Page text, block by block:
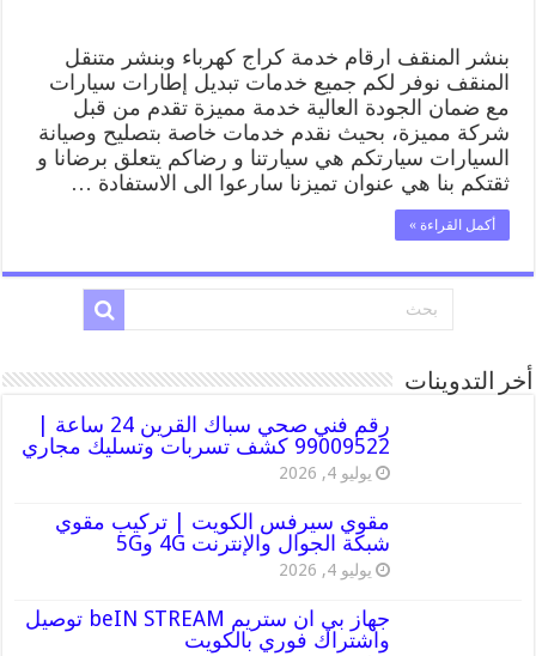
بنشر المنقف ارقام خدمة كراج كهرباء وبنشر متنقل
المنقف نوفر لكم جميع خدمات تبديل إطارات سيارات
مع ضمان الجودة العالية خدمة مميزة تقدم من قبل
شركة مميزة، بحيث نقدم خدمات خاصة بتصليح وصيانة
السيارات سيارتكم هي سيارتنا و رضاكم يتعلق برضانا و
ثقتكم بنا هي عنوان تميزنا سارعوا الى الاستفادة …
أكمل القراءة »
أخر التدوينات
رقم فني صحي سباك القرين 24 ساعة |
99009522 كشف تسربات وتسليك مجاري
يوليو 4, 2026
مقوي سيرفس الكويت | تركيب مقوي
شبكة الجوال والإنترنت 4G و5G
يوليو 4, 2026
جهاز بي ان ستريم beIN STREAM توصيل
واشتراك فوري بالكويت